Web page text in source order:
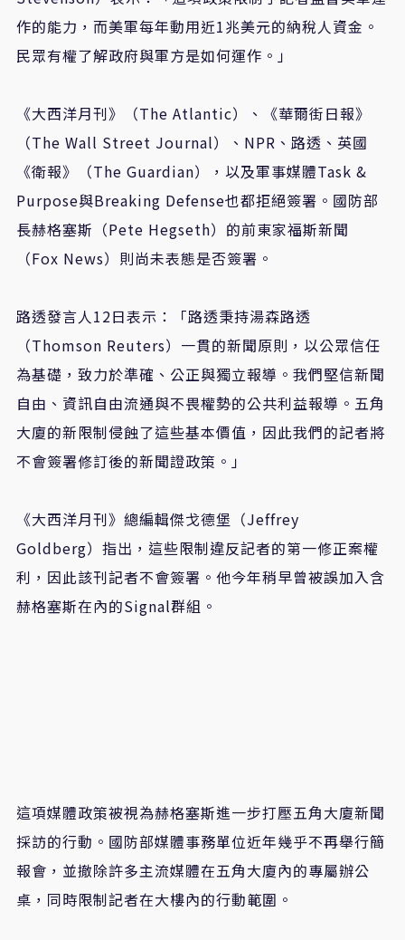
作的能力，而美軍每年動用近1兆美元的納稅人資金。
民眾有權了解政府與軍方是如何運作。」
《大西洋月刊》（The Atlantic）、《華爾街日報》
（The Wall Street Journal）、 NPR 、路透、英國
《衛報》（The Guardian），以及軍事媒體Task &
Purpose與Breaking Defense也都拒絕簽署。國防部
長赫格塞斯（Pete Hegseth）的前東家福斯新聞
（Fox News）則尚未表態是否簽署。
路透發言人12日表示：「路透秉持湯森路透
（Thomson Reuters）一貫的新聞原則，以公眾信任
為基礎，致力於準確、公正與獨立報導。我們堅信新聞
自由、資訊自由流通與不畏權勢的公共利益報導。五角
大廈的新限制侵蝕了這些基本價值，因此我們的記者將
不會簽署修訂後的新聞證政策。」
《大西洋月刊》總編輯傑戈德堡（Jeffrey
Goldberg）指出，這些限制違反記者的第一修正案權
利，因此該刊記者不會簽署。他今年稍早曾被誤加入含
赫格塞斯在內的Signal群組。
這項媒體政策被視為赫格塞斯進一步打壓五角大廈新聞
採訪的行動。國防部媒體事務單位近年幾乎不再舉行簡
報會，並撤除許多主流媒體在五角大廈內的專屬辦公
桌，同時限制記者在大樓內的行動範圍。